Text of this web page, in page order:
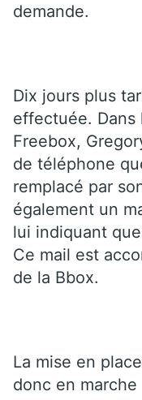
demande.
Dix jours plus
effectuée. Dans
Freebox,
de téléphone
remplacé par
également un
lui indiquant
Ce mail est
de la Bbox.
La mise en
donc en